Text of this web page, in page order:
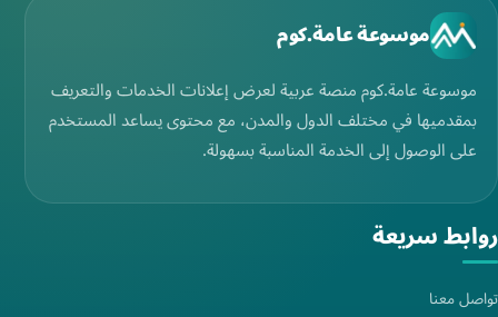
موسوعة عامة.كوم
موسوعة عامة.كوم منصة عربية لعرض إعلانات الخدمات والتعريف
بمقدميها في مختلف الدول والمدن، مع محتوى يساعد المستخدم
على الوصول إلى الخدمة المناسبة بسهولة.
روابط سريعة
تواصل معنا